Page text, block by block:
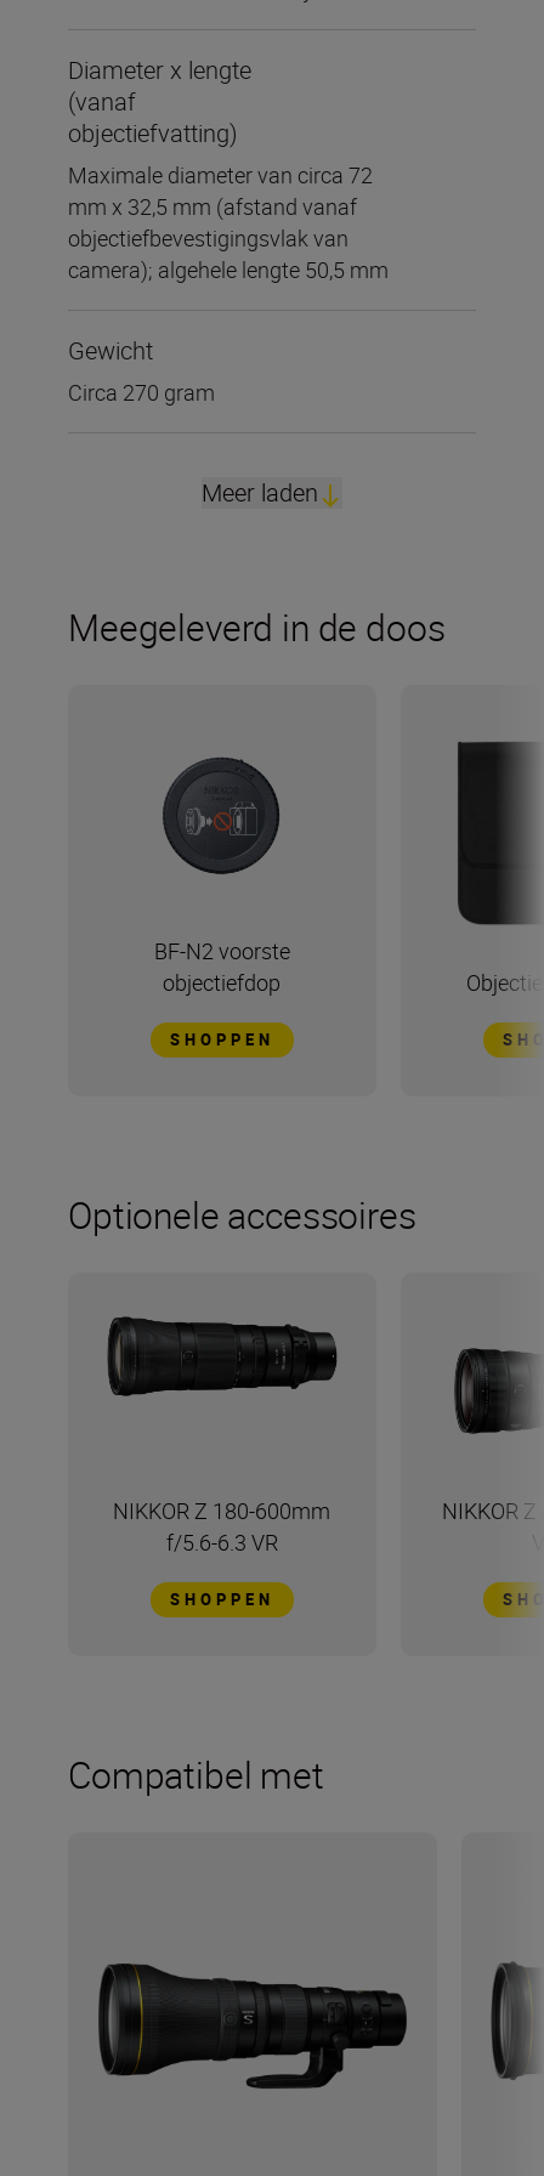
Diameter x lengte
(vanaf
objectiefvatting)
Maximale diameter van circa 72
mm x 32,5 mm (afstand vanaf
objectiefbevestigingsvlak van
camera); algehele lengte 50,5 mm
Gewicht
Circa 270 gram
Meer laden
Meegeleverd in de doos
BF-N2 voorste
objectiefdop
SHOPPEN
Optionele accessoires
NIKKOR Z 180-600mm
f/5.6-6.3 VR
SHOPPEN
NIKKOR
Compatibel met